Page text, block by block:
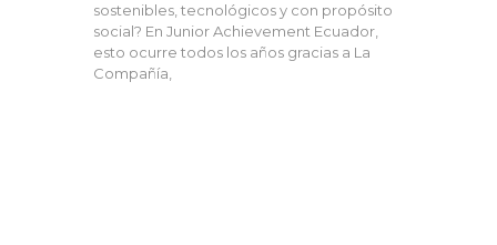
sostenibles, tecnológicos y con propósito
social? En Junior Achievement Ecuador,
esto ocurre todos los años gracias a La
Compañía,